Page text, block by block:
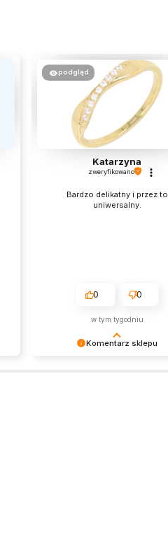
Komentarz sklepu
podgląd
Katarzyna
zweryfikowano
Bardzo delikatny i przez to
uniwersalny.
0 0
w tym tygodniu